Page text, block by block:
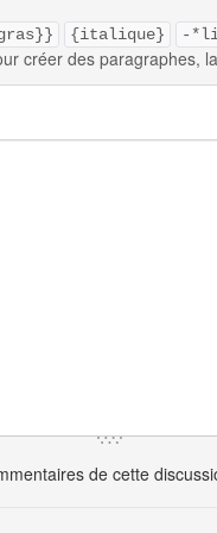
{italique} -
créer des paragraphes,
de cette